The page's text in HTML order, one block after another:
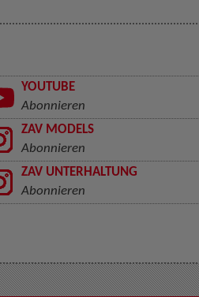
YOUTUBE
Abonnieren
ZAV MODELS
Abonnieren
ZAV UNTERHALTUNG
Abonnieren